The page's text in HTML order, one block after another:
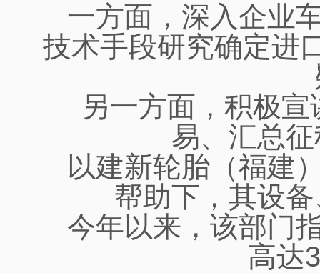
一方面，深入企业
技术手段研究确定进
另一方面，积极
易、汇总
以建新轮胎（福建
帮助下，其设
今年以来，该部门
高达